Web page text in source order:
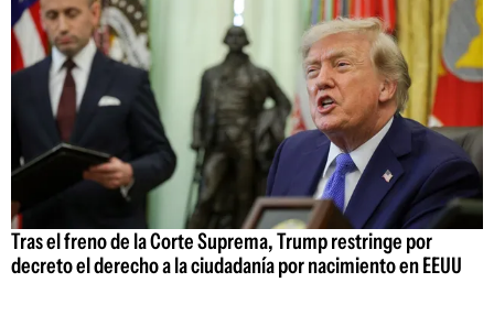
Tras el freno de la Corte Suprema, Trump restringe por
decreto el derecho a la ciudadanía por nacimiento en EEUU